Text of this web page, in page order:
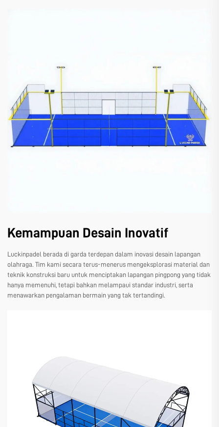
Kemampuan Desain Inovatif
Luckinpadel berada di garda terdepan dalam inovasi desain lapangan
olahraga. Tim kami secara terus-menerus mengeksplorasi material dan
teknik konstruksi baru untuk menciptakan lapangan pingpong yang tidak
hanya memenuhi, tetapi bahkan melampaui standar industri, serta
menawarkan pengalaman bermain yang tak tertandingi.